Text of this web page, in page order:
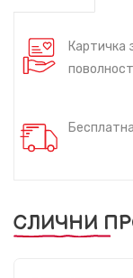
Картичка
СЛИЧНИ